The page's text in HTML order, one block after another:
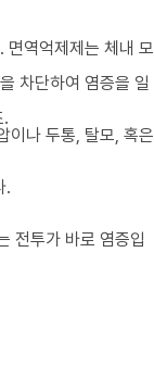
면역억제제는 체내 모
차단하여 염증을 일
.
이나 두통, 탈모, 혹은
.
전투가 바로 염증입